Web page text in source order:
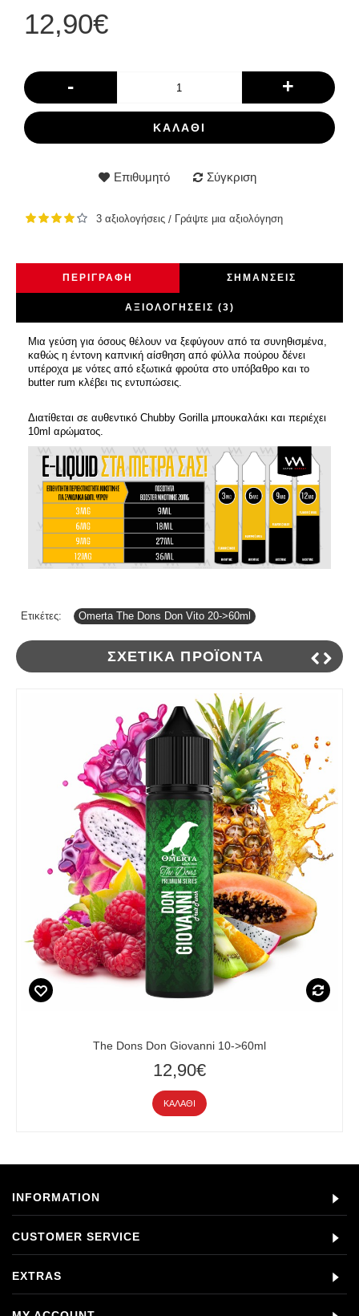
12,90€
- +
ΚΑΛΆΘΙ
Επιθυμητό Σύγκριση
3 αξιολογήσεις / Γράψτε μια αξιολόγηση
ΠΕΡΙΓΡΑΦΉ ΣΗΜΆΝΣΕΙΣ
ΑΞΙΟΛΟΓΉΣΕΙΣ (3)
Μια γεύση για όσους θέλουν να ξεφύγουν από τα συνηθισμένα,
καθώς η έντονη καπνική αίσθηση από φύλλα πούρου δένει
υπέροχα με νότες από εξωτικά φρούτα στο υπόβαθρο και το
butter rum κλέβει τις εντυπώσεις.
Διατίθεται σε αυθεντικό Chubby Gorilla μπουκαλάκι και περιέχει
10ml αρώματος.
Ετικέτες: Omerta The Dons Don Vito 20->60ml
ΣΧΕΤΙΚΆ ΠΡΟΪΌΝΤΑ
The Dons Don Giovanni 10->60ml
12,90€
ΚΑΛΆΘΙ
INFORMATION
CUSTOMER SERVICE
EXTRAS